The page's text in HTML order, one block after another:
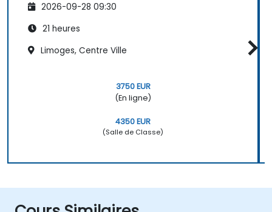
2026-09-28 09:30
21 heures
Limoges, Centre Ville
3750 EUR
(En ligne)
4350 EUR
(Salle de Classe)